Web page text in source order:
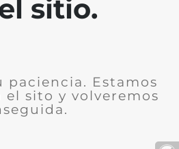
sitio.
paciencia. Estamos
sito y volveremos